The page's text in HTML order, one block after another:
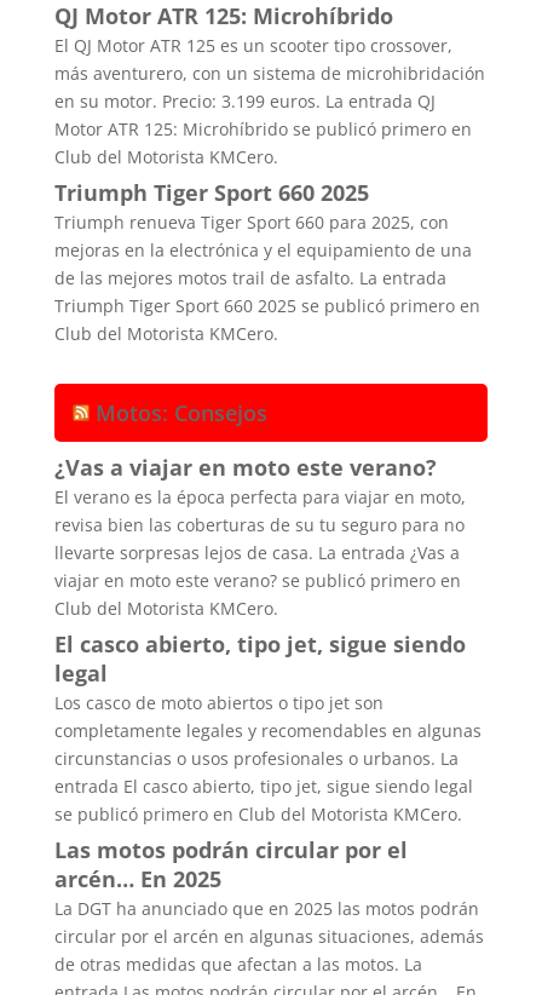
QJ Motor ATR 125: Microhíbrido
El QJ Motor ATR 125 es un scooter tipo crossover,
más aventurero, con un sistema de microhibridación
en su motor. Precio: 3.199 euros. La entrada QJ
Motor ATR 125: Microhíbrido se publicó primero en
Club del Motorista KMCero.
Triumph Tiger Sport 660 2025
Triumph renueva Tiger Sport 660 para 2025, con
mejoras en la electrónica y el equipamiento de una
de las mejores motos trail de asfalto. La entrada
Triumph Tiger Sport 660 2025 se publicó primero en
Club del Motorista KMCero.
Motos: Consejos
¿Vas a viajar en moto este verano?
El verano es la época perfecta para viajar en moto,
revisa bien las coberturas de su tu seguro para no
llevarte sorpresas lejos de casa. La entrada ¿Vas a
viajar en moto este verano? se publicó primero en
Club del Motorista KMCero.
El casco abierto, tipo jet, sigue siendo
legal
Los casco de moto abiertos o tipo jet son
completamente legales y recomendables en algunas
circunstancias o usos profesionales o urbanos. La
entrada El casco abierto, tipo jet, sigue siendo legal
se publicó primero en Club del Motorista KMCero.
Las motos podrán circular por el
arcén… En 2025
La DGT ha anunciado que en 2025 las motos podrán
circular por el arcén en algunas situaciones, además
de otras medidas que afectan a las motos. La